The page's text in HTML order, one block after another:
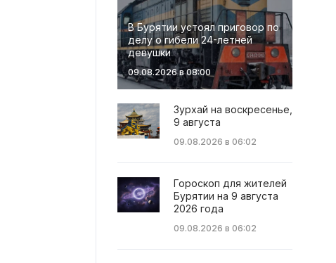
В Бурятии устоял приговор по
делу о гибели 24-летней
девушки
09.08.2026 в 08:00
Зурхай на воскресенье,
9 августа
09.08.2026 в 06:02
Гороскоп для жителей
Бурятии на 9 августа
2026 года
09.08.2026 в 06:02